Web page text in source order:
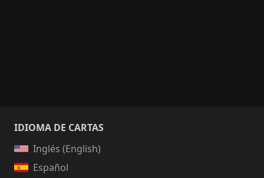
IDIOMA DE CARTAS
Inglés (English)
Español